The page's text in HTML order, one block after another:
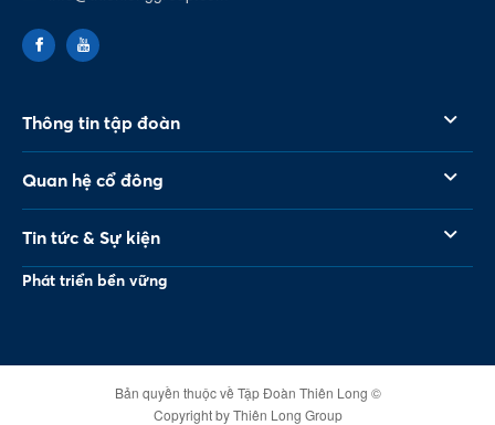
Thông tin tập đoàn
Quan hệ cổ đông
Tin tức & Sự kiện
Phát triển bền vững
Bản quyền thuộc về Tập Đoàn Thiên Long ©
Copyright by Thiên Long Group